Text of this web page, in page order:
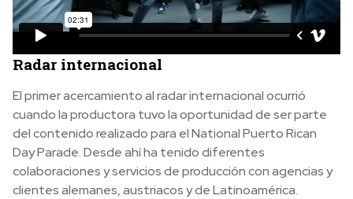
Radar internacional
El primer acercamiento al radar internacional ocurrió
cuando la productora tuvo la oportunidad de ser parte
del contenido realizado para el National Puerto Rican
Day Parade. Desde ahí ha tenido diferentes
colaboraciones y servicios de producción con agencias y
clientes alemanes, austriacos y de Latinoamérica.